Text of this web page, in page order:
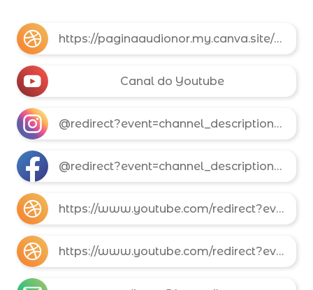
https://paginaaudionor.my.canva.site/paginaaudionor-com-br
Canal do Youtube
@redirect?event=channel_description&redir_token=QUFFLUhqa2xSLVVYMW5YWGRjbkdQYTNsdG8wTmVnTnhDZ3xBQ3Jtc0tscUl0ZVdPRVJzam8ybWV0Q056dDRfZHlBQU01UVk3dEFzaG1vZWs3RFZBS1pYX19nTm9Tb1F2UEtEMERqUmxlVFNNVXZWUFl5UkstQW9NMklraGpNQ3haQzB3WDZodlJLLXpsd20wTDMzenVrcEJrVQ&q=https%3A%2F%2Fwww.instagram.com%2Fterapeuta_audionor
@redirect?event=channel_description&redir_token=QUFFLUhqbjY4eWI3ZnZzZV9icjBhZG84c09oa1poYThlZ3xBQ3Jtc0trMjJmNlB3UmFTV291T2ltNnVUeXB3WWd3NnFSemExbWNnVHhWOWpVRTNLd3lBcEdldzUxdHRLSDB1cEJRWWlNTGZHTFM2Sm9HQ1JpTWZyZnhFTFIybng4WXpjSTVMLTF4bXhFdk00T2lKaFhoTWc4Zw&q=https%3A%2F%2Fwww.facebook.com%2Fpcoachaudionor%2F
https://www.youtube.com/redirect?event=channel_description&redir_token=QUFFLUhqbmxlYm8xZ1lSdXNJM0tfdjV3LTJ5RkRmdDE0UXxBQ3Jtc0tsTFU3WkgzeVl6a3lwSTVucHJjdTl1dzRvY3FrTnJrVUI2ZE5XRVNPM0dCaG9DQ2FyS2pWUW9scWtWSGd6aFJZZGdhU0dsaHFnX2kxdHYtTUUyR1hfTEd6M3VRVVg0YzNGd3lXd2JNUG9BVzJ4NVV6aw&q=https%3A%2F%2Fwa.me%2Fmessage%2FN7XT3ENPQSGFP1
https://www.youtube.com/redirect?event=channel_description&redir_token=QUFFLUhqbU84dVdvU2JjUk9nZUFpcjZsVVl3Q0tqSEktd3xBQ3Jtc0tuV19aMUtHV3NjMWNFS2x4ekpPZThrMHlzb2hyVzRRd2RVV2wwY0Jza0V6VGRpd2tqLUVOSDlfc0FuU2I1bTFsazRCTVRkRlpIenkyNjU5OEQzTV82U0RHRi1WUVkycDF5RGFpZFhTeHRXSExJcHRYZw&q=http%3A%2F%2Flattes.cnpq.br%2F9264862216904461